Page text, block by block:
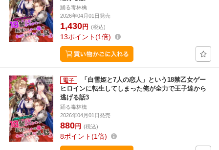
踊る毒林檎
2026年04月01日発売
1,430円 (税込)
13ポイント 1倍
「白雪姫と7人の恋人」という18禁乙女ゲー
ヒロインに転生してしまった俺が全力で王子達から
逃げる話3
踊る毒林檎
2026年04月01日発売
880円 (税込)
8ポイント 1倍